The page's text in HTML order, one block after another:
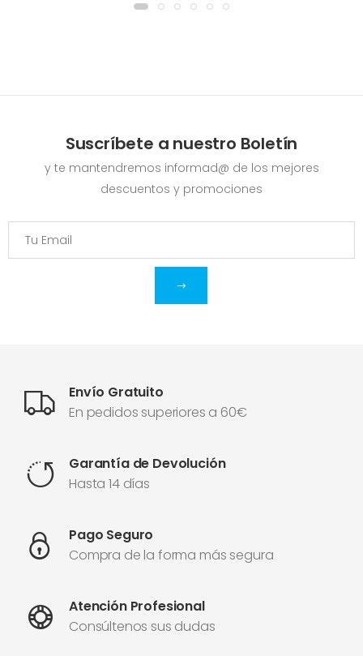
Suscríbete a nuestro Boletín
y te mantendremos informad@ de los mejores
descuentos y promociones
Envío Gratuito
En pedidos superiores a 60€
Garantía de Devolución
Hasta 14 días
Pago Seguro
Compra de la forma más segura
Atención Profesional
Consúltenos sus dudas